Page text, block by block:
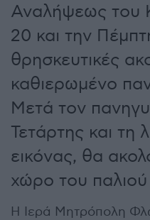
Αναλήψεως του
20 και την
θρησκευτικές
καθιερωμένο
Μετά τον
Τετάρτης και τη
εικόνας, θα
χώρο του
Η Ιερά Μητρόπολη